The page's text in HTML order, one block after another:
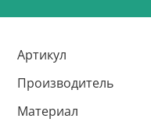
Артикул
Производитель
Материал